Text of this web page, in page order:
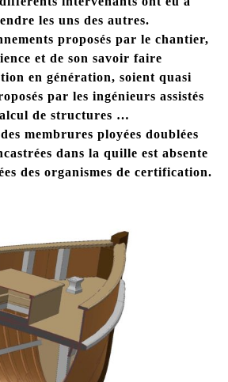
les uns des autres.
proposés par le chantier,
et de son savoir faire
en génération, soient quasi
par les ingénieurs assistés
de structures …
membrures ployées doublées
dans la quille est absente
des organismes de certification.